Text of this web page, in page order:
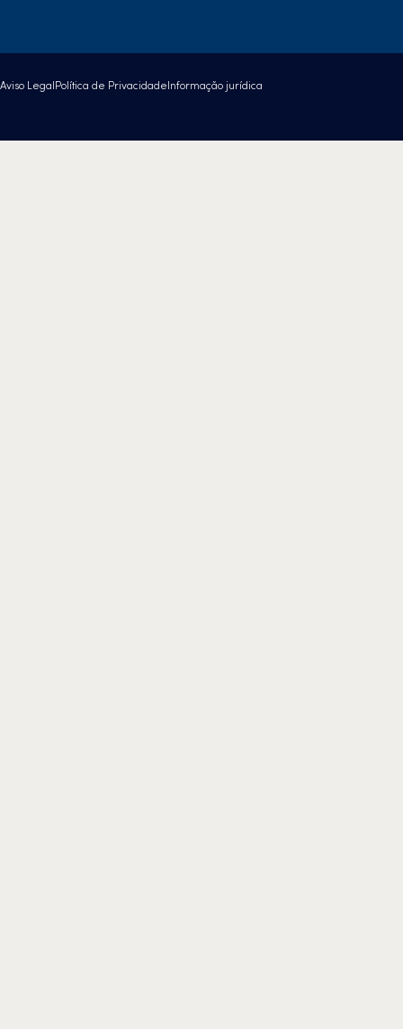
Aviso LegalPolítica de PrivacidadeInformação jurídica